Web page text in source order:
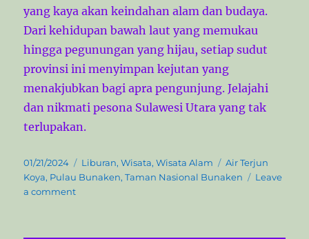
yang kaya akan keindahan alam dan budaya.
Dari kehidupan bawah laut yang memukau
hingga pegunungan yang hijau, setiap sudut
provinsi ini menyimpan kejutan yang
menakjubkan bagi apra pengunjung. Jelajahi
dan nikmati pesona Sulawesi Utara yang tak
terlupakan.
P
o
s
01/21/2024
C
a
Liburan,Wisata,Wisata Alam
T
a
Air Terjun
Koya, Pulau Bunaken,Taman Nasional Bunaken
Leave
a commento